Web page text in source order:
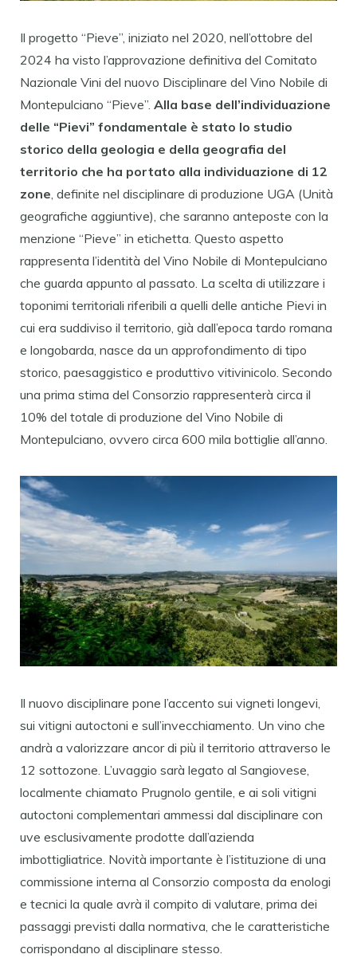
Il progetto “Pieve”, iniziato nel 2020, nell’ottobre del
2024 ha visto l’approvazione definitiva del Comitato
Nazionale Vini del nuovo Disciplinare del Vino Nobile di
Montepulciano “Pieve”. Alla base dell’individuazione
delle “Pievi” fondamentale è stato lo studio
storico della geologia e della geografia del
territorio che ha portato alla individuazione di 12
zone , definite nel disciplinare di produzione UGA (Unità
geografiche aggiuntive), che saranno anteposte con la
menzione “Pieve” in etichetta. Questo aspetto
rappresenta l’identità del Vino Nobile di Montepulciano
che guarda appunto al passato. La scelta di utilizzare i
toponimi territoriali riferibili a quelli delle antiche Pievi in
cui era suddiviso il territorio, già dall’epoca tardo romana
e longobarda, nasce da un approfondimento di tipo
storico, paesaggistico e produttivo vitivinicolo. Secondo
una prima stima del Consorzio rappresenterà circa il
10% del totale di produzione del Vino Nobile di
Montepulciano, ovvero circa 600 mila bottiglie all’anno.
Il nuovo disciplinare pone l’accento sui vigneti longevi,
sui vitigni autoctoni e sull’invecchiamento. Un vino che
andrà a valorizzare ancor di più il territorio attraverso le
12 sottozone. L’uvaggio sarà legato al Sangiovese,
localmente chiamato Prugnolo gentile, e ai soli vitigni
autoctoni complementari ammessi dal disciplinare con
uve esclusivamente prodotte dall’azienda
imbottigliatrice. Novità importante è l’istituzione di una
commissione interna al Consorzio composta da enologi
e tecnici la quale avrà il compito di valutare, prima dei
passaggi previsti dalla normativa, che le caratteristiche
corrispondano al disciplinare stesso.